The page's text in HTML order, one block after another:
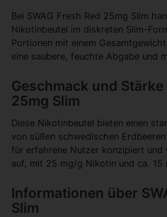
Bei SWAG Fresh Red 25mg Slim
Nikotinbeutel im diskreten Slim-
Portionen mit einem
eine saubere, feuchte Abgabe und
Geschmack und Stärke
25mg Slim
Diese Nikotinbeutel bieten einen
von süßen schwedischen
für erfahrene Nutzer konzipiert und
auf, mit 25 mg/g Nikotin und ca. 15
Informationen über
Slim